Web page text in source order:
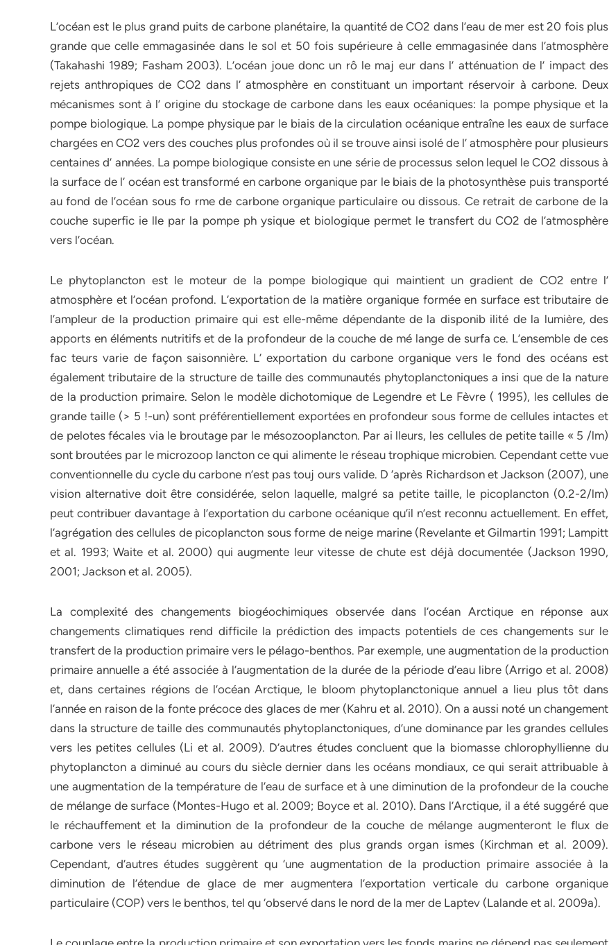
L’océan est le plus grand puits de carbone planétaire, la quantité de CO2 dans l’eau de mer est 20 fois plus
grande que celle emmagasinée dans le sol et 50 fois supérieure à celle emmagasinée dans l’atmosphère
(Takahashi 1989; Fasham 2003). L’océan joue donc un rô le maj eur dans l’ atténuation de l’ impact des
rejets anthropiques de CO2 dans l’ atmosphère en constituant un important réservoir à carbone. Deux
mécanismes sont à l’ origine du stockage de carbone dans les eaux océaniques: la pompe physique et la
pompe biologique. La pompe physique par le biais de la circulation océanique entraîne les eaux de surface
chargées en CO2 vers des couches plus profondes où il se trouve ainsi isolé de l’ atmosphère pour plusieurs
centaines d’ années. La pompe biologique consiste en une série de processus selon lequel le CO2 dissous à
la surface de l’ océan est transformé en carbone organique par le biais de la photosynthèse puis transporté
au fond de l’océan sous fo rme de carbone organique particulaire ou dissous. Ce retrait de carbone de la
couche superfic ie lle par la pompe ph ysique et biologique permet le transfert du CO2 de l’atmosphère
vers l’océan.
Le phytoplancton est le moteur de la pompe biologique qui maintient un gradient de CO2 entre l’
atmosphère et l’océan profond. L’exportation de la matière organique formée en surface est tributaire de
l’ampleur de la production primaire qui est elle-même dépendante de la disponib ilité de la lumière, des
apports en éléments nutritifs et de la profondeur de la couche de mé lange de surfa ce. L’ensemble de ces
fac teurs varie de façon saisonnière. L’ exportation du carbone organique vers le fond des océans est
également tributaire de la structure de taille des communautés phytoplanctoniques a insi que de la nature
de la production primaire. Selon le modèle dichotomique de Legendre et Le Fèvre ( 1995), les cellules de
grande taille (> 5 !-un) sont préférentiellement exportées en profondeur sous forme de cellules intactes et
de pelotes fécales via le broutage par le mésozooplancton. Par ai lleurs, les cellules de petite taille « 5 /lm)
sont broutées par le microzoop lancton ce qui alimente le réseau trophique microbien. Cependant cette vue
conventionnelle du cycle du carbone n’est pas touj ours valide. D ‘après Richardson et Jackson (2007), une
vision alternative doit être considérée, selon laquelle, malgré sa petite taille, le picoplancton (0.2-2/lm)
peut contribuer davantage à l’exportation du carbone océanique qu’il n’est reconnu actuellement. En effet,
l’agrégation des cellules de picoplancton sous forme de neige marine (Revelante et Gilmartin 1991; Lampitt
et al. 1993; Waite et al. 2000) qui augmente leur vitesse de chute est déjà documentée (Jackson 1990,
2001; Jackson et al. 2005).
La complexité des changements biogéochimiques observée dans l’océan Arctique en réponse aux
changements climatiques rend difficile la prédiction des impacts potentiels de ces changements sur le
transfert de la production primaire vers le pélago-benthos. Par exemple, une augmentation de la production
primaire annuelle a été associée à l’augmentation de la durée de la période d’eau libre (Arrigo et al. 2008)
et, dans certaines régions de l’océan Arctique, le bloom phytoplanctonique annuel a lieu plus tôt dans
l’année en raison de la fonte précoce des glaces de mer (Kahru et al. 2010). On a aussi noté un changement
dans la structure de taille des communautés phytoplanctoniques, d’une dominance par les grandes cellules
vers les petites cellules (Li et al. 2009). D’autres études concluent que la biomasse chlorophyllienne du
phytoplancton a diminué au cours du siècle dernier dans les océans mondiaux, ce qui serait attribuable à
une augmentation de la température de l’eau de surface et à une diminution de la profondeur de la couche
de mélange de surface (Montes-Hugo et al. 2009; Boyce et al. 2010). Dans l’Arctique, il a été suggéré que
le réchauffement et la diminution de la profondeur de la couche de mélange augmenteront le flux de
carbone vers le réseau microbien au détriment des plus grands organ ismes (Kirchman et al. 2009).
Cependant, d’autres études suggèrent qu ‘une augmentation de la production primaire associée à la
diminution de l’étendue de glace de mer augmentera l’exportation verticale du carbone organique
particulaire (COP) vers le benthos, tel qu ‘observé dans le nord de la mer de Laptev (Lalande et al. 2009a).